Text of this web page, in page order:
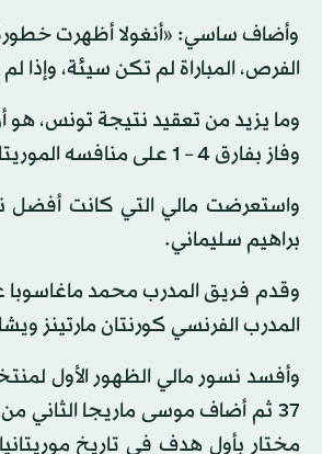
وأضاف ساسي: «أنغولا أظهرت
الفرص، المباراة لم تكن سيئة، وإذا
وما يزيد من تعقيد نتيجة تونس، هو
وفاز بفارق 4 – 1 على منافسه الموريتاني.
براهيم سليماني.
وقدم فريق المدرب محمد ماغاسوبا
المدرب الفرنسي كورنتان مارتينز
وأفسد نسور مالي الظهور الأول